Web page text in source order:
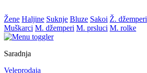
Žene Haljine Suknje Bluze Sakoi Ž. džemperi
Muškarci M. džemperi M. prsluci M. rolke
Saradnja
Veleprodaja